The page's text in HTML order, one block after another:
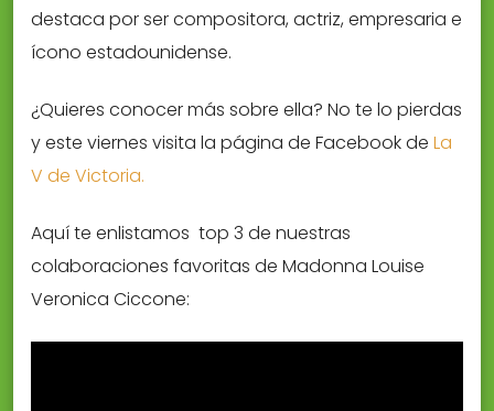
destaca por ser compositora, actriz, empresaria e
ícono estadounidense.
¿Quieres conocer más sobre ella? No te lo pierdas
y este viernes visita la página de Facebook de La
V de Victoria.
Aquí te enlistamos top 3 de nuestras
colaboraciones favoritas de Madonna Louise
Veronica Ciccone: